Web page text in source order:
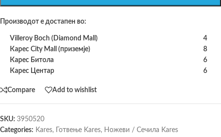
Производот е достапен во:
Villeroy Boch (Diamond Mall)
4
Карес City Mall (приземје)
8
Карес Битола
6
Карес Центар
6
Compare Add to wishlist
SKU: 3950520
Categories: Kares, Готвење Kares, Ножеви / Сечила Kares